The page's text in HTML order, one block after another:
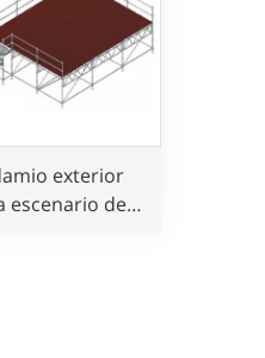
exterior
escenario de